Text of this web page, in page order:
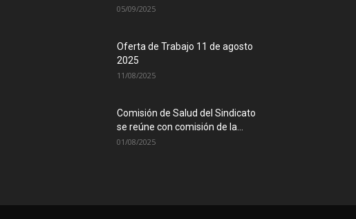
05/09/2025
Oferta de Trabajo 11 de agosto
2025
11/08/2025
Comisión de Salud del Sindicato
se reúne con comisión de la...
01/08/2025